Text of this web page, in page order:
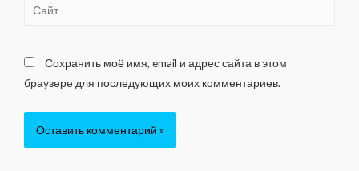
Сохранить моё имя, email и адрес сайта в этом
браузере для последующих моих комментариев.